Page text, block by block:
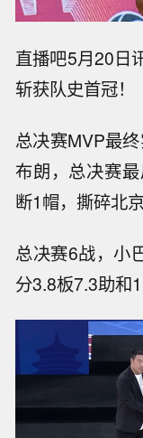
直播吧5月20日
斩获队史首冠！
总决赛MVP最
布朗，总决赛
断1帽，撕碎北
总决赛6战，小
分3.8板7.3助和